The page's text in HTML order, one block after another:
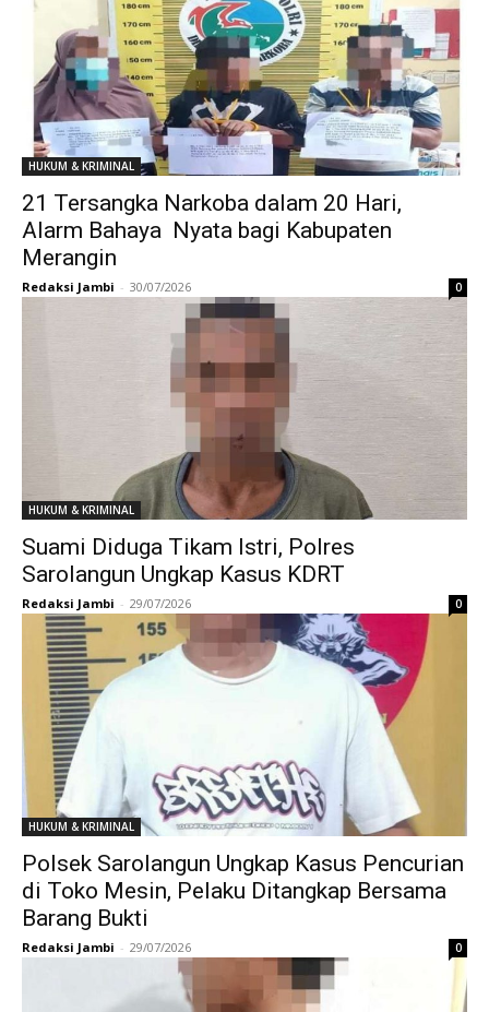
HUKUM & KRIMINAL
21 Tersangka Narkoba dalam 20 Hari,
Alarm Bahaya Nyata bagi Kabupaten
Merangin
Redaksi Jambi - 30/07/2026 0
HUKUM & KRIMINAL
Suami Diduga Tikam Istri, Polres
Sarolangun Ungkap Kasus KDRT
Redaksi Jambi - 29/07/2026 0
HUKUM & KRIMINAL
Polsek Sarolangun Ungkap Kasus Pencurian
di Toko Mesin, Pelaku Ditangkap Bersama
Barang Bukti
Redaksi Jambi - 29/07/2026 0